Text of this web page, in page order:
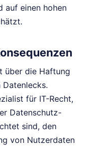
auf einen hohen
über die Haftung
für IT-Recht,
Datenschutz-
sind, den
von Nutzerdaten